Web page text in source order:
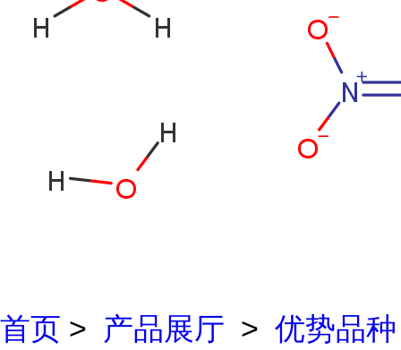
首页 > 产品展厅 > 优势品种